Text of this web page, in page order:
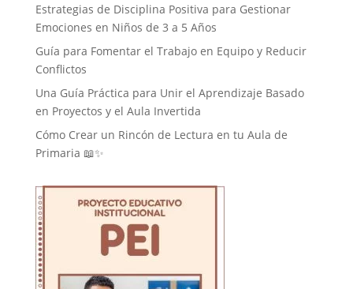
Estrategias de Disciplina Positiva para Gestionar
Emociones en Niños de 3 a 5 Años
Guía para Fomentar el Trabajo en Equipo y Reducir
Conflictos
Una Guía Práctica para Unir el Aprendizaje Basado
en Proyectos y el Aula Invertida
Cómo Crear un Rincón de Lectura en tu Aula de
Primaria 📖✨